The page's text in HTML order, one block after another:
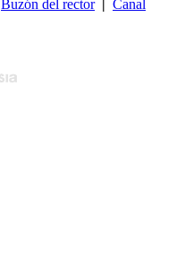
Buzón del rector| Canal